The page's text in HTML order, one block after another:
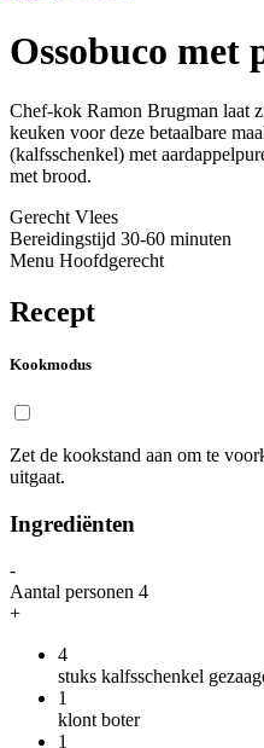
Ossobuco met
Chef-kok Ramon Brugman laat
keuken voor deze betaalbare
(kalfsschenkel) met
met brood.
Gerecht Vlees
Bereidingstijd 30-60 minuten
Menu Hoofdgerecht
Recept
Kookmodus
Zet de kookstand aan om te
uitgaat.
Ingrediënten
-
Aantal personen 4
+
4
stuks kalfsschenkel
1
klont boter
1